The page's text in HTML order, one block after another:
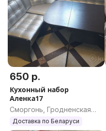
650 р.
Кухонный набор
Аленка17
Сморгонь, Гродненская
область
Доставка по Беларуси